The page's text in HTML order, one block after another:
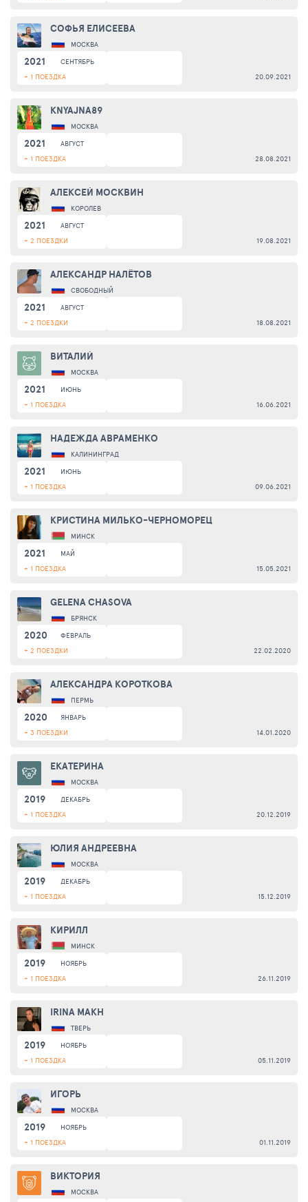
СОФЬЯ ЕЛИСЕЕВА
МОСКВА
2021
СЕНТЯБРЬ
+ 1 ПОЕЗДКА
20.09.2021
KNYAJNA89
МОСКВА
2021
АВГУСТ
+ 1 ПОЕЗДКА
28.08.2021
АЛЕКСЕЙ МОСКВИН
КОРОЛЕВ
2021
АВГУСТ
+ 2 ПОЕЗДКИ
19.08.2021
АЛЕКСАНДР НАЛЁТОВ
СВОБОДНЫЙ
2021
АВГУСТ
+ 2 ПОЕЗДКИ
18.08.2021
ВИТАЛИЙ
МОСКВА
2021
ИЮНЬ
+ 1 ПОЕЗДКА
16.06.2021
НАДЕЖДА АВРАМЕНКО
КАЛИНИНГРАД
2021
ИЮНЬ
+ 1 ПОЕЗДКА
09.06.2021
КРИСТИНА МИЛЬКО-ЧЕРНОМОРЕЦ
МИНСК
2021
МАЙ
+ 1 ПОЕЗДКА
15.05.2021
GELENA CHASOVA
БРЯНСК
2020
ФЕВРАЛЬ
+ 2 ПОЕЗДКИ
22.02.2020
АЛЕКСАНДРА КОРОТКОВА
ПЕРМЬ
2020
ЯНВАРЬ
+ 3 ПОЕЗДКИ
14.01.2020
ЕКАТЕРИНА
МОСКВА
2019
ДЕКАБРЬ
+ 1 ПОЕЗДКА
20.12.2019
ЮЛИЯ АНДРЕЕВНА
МОСКВА
2019
ДЕКАБРЬ
+ 1 ПОЕЗДКА
15.12.2019
КИРИЛЛ
МИНСК
2019
НОЯБРЬ
+ 1 ПОЕЗДКА
26.11.2019
IRINA MAKH
ТВЕРЬ
2019
НОЯБРЬ
+ 1 ПОЕЗДКА
05.11.2019
ИГОРЬ
МОСКВА
2019
НОЯБРЬ
+ 1 ПОЕЗДКА
01.11.2019
ВИКТОРИЯ
МОСКВА